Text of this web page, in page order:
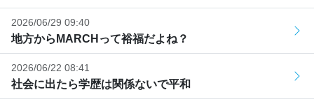
2026/06/29 09:40
地方からMARCHって裕福だよね？
2026/06/22 08:41
社会に出たら学歴は関係ないで平和